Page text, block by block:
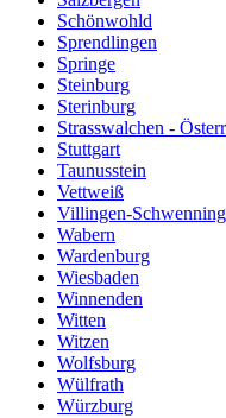
Schönwohld
Sprendlingen
Springe
Steinburg
Sterinburg
Strasswalchen -
Stuttgart
Taunusstein
Vettweiß
Villingen-
Wabern
Wardenburg
Wiesbaden
Winnenden
Witten
Witzen
Wolfsburg
Wülfrath
Würzburg